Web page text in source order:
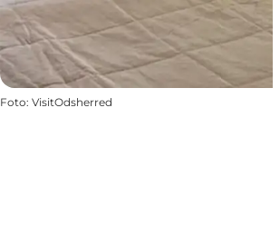
Foto: VisitOdsherred